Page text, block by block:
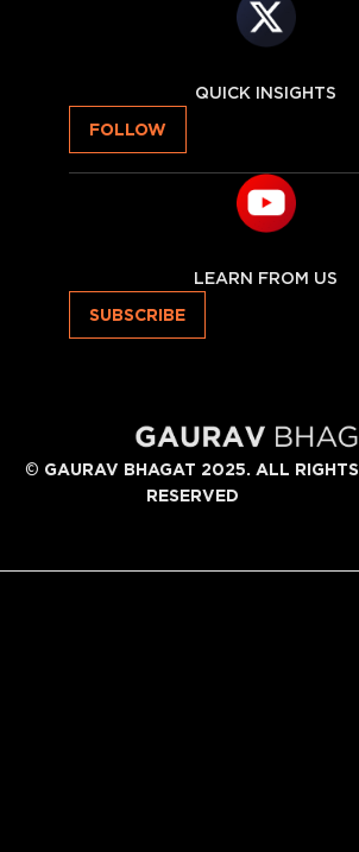
QUICK INSIGHTS
FOLLOW
LEARN FROM US
SUBSCRIBE
© GAURAV BHAGAT 2025. ALL RIGHTS
RESERVED